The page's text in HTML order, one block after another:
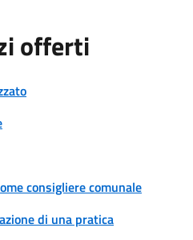
offerti
consigliere comunale
di una pratica